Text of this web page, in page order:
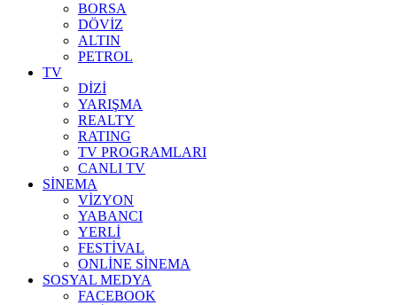
BORSA
DÖVİZ
ALTIN
PETROL
TV
DİZİ
YARIŞMA
REALTY
RATING
TV PROGRAMLARI
CANLI TV
SİNEMA
VİZYON
YABANCI
YERLİ
FESTİVAL
ONLİNE SİNEMA
SOSYAL MEDYA
FACEBOOK